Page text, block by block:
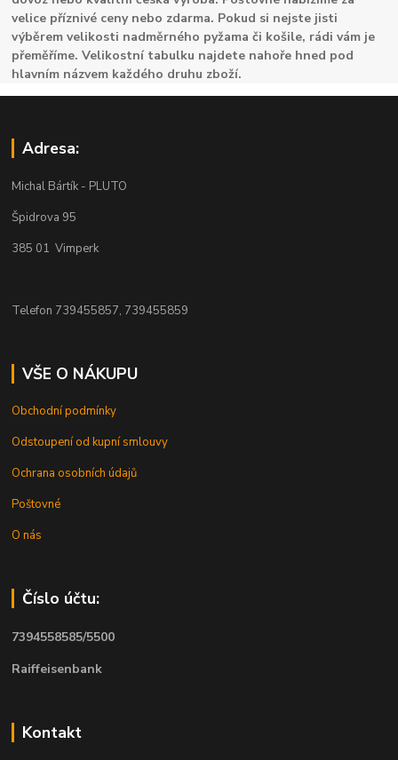
velice příznivé ceny nebo zdarma. Pokud si nejste jisti
výběrem velikosti nadměrného pyžama či košile, rádi vám je
přeměříme. Velikostní tabulku najdete nahoře hned pod
hlavním názvem každého druhu zboží.
Adresa:
Michal Bártík - PLUTO
Špidrova 95
385 01 Vimperk
Telefon 739455857, 739455859
VŠE O NÁKUPU
Obchodní podmínky
Odstoupení od kupní smlouvy
Ochrana osobních údajů
Poštovné
O nás
Číslo účtu:
7394558585/5500
Raiffeisenbank
Kontakt